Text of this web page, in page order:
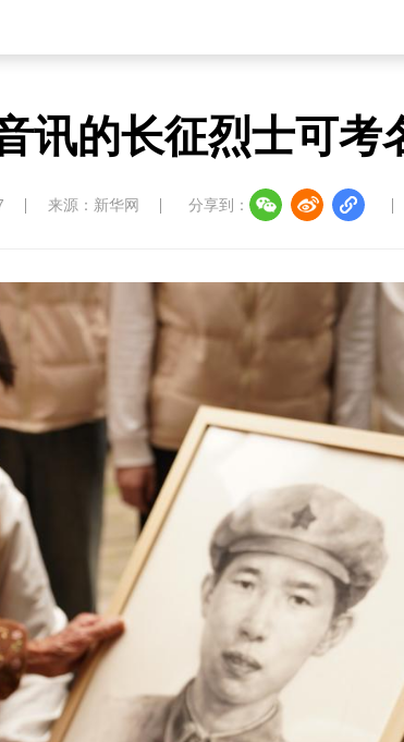
讯的长征烈士可考
来源：新华网 分享到：